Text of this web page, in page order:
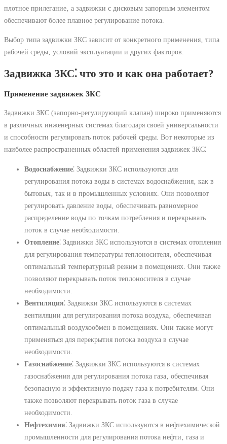
плотное прилегание‚ а задвижки с дисковым запорным элементом
обеспечивают более плавное регулирование потока.
Выбор типа задвижки ЗКС зависит от конкретного применения‚ типа
рабочей среды‚ условий эксплуатации и других факторов.
Задвижка ЗКС⁚ что это и как она работает?
Применение задвижек ЗКС
Задвижки ЗКС (запорно-регулирующий клапан) широко применяются
в различных инженерных системах благодаря своей универсальности
и способности регулировать поток рабочей среды. Вот некоторые из
наиболее распространенных областей применения задвижек ЗКС⁚
Водоснабжение⁚ Задвижки ЗКС используются для
регулирования потока воды в системах водоснабжения‚ как в
бытовых‚ так и в промышленных условиях. Они позволяют
регулировать давление воды‚ обеспечивать равномерное
распределение воды по точкам потребления и перекрывать
поток в случае необходимости.
Отопление⁚ Задвижки ЗКС используются в системах отопления
для регулирования температуры теплоносителя‚ обеспечивая
оптимальный температурный режим в помещениях. Они также
позволяют перекрывать поток теплоносителя в случае
необходимости.
Вентиляция⁚ Задвижки ЗКС используются в системах
вентиляции для регулирования потока воздуха‚ обеспечивая
оптимальный воздухообмен в помещениях. Они также могут
применяться для перекрытия потока воздуха в случае
необходимости.
Газоснабжение⁚ Задвижки ЗКС используются в системах
газоснабжения для регулирования потока газа‚ обеспечивая
безопасную и эффективную подачу газа к потребителям. Они
также позволяют перекрывать поток газа в случае
необходимости.
Нефтехимия⁚ Задвижки ЗКС используются в нефтехимической
промышленности для регулирования потока нефти‚ газа и